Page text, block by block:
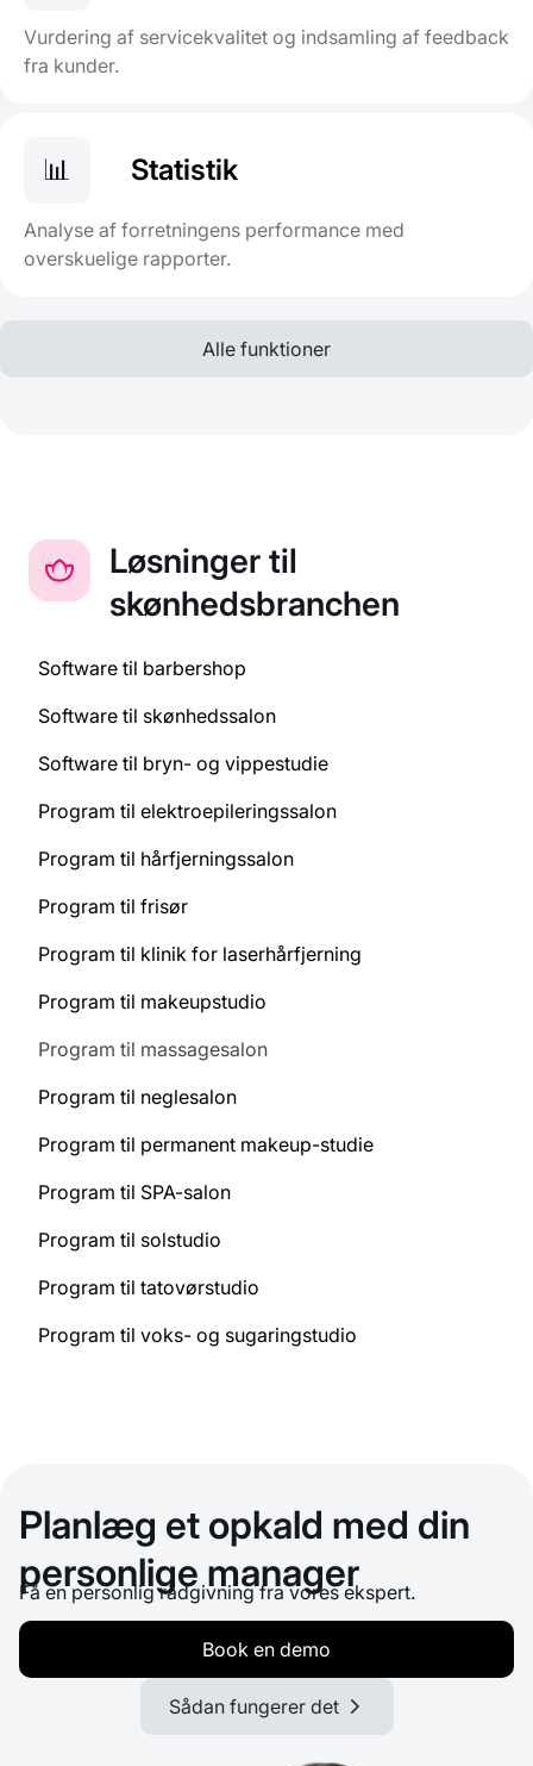
Vurdering af servicekvalitet og indsamling af feedback
fra kunder.
📊 Statistik
Analyse af forretningens performance med
overskuelige rapporter.
Alle funktioner
Løsninger til
skønhedsbranchen
Software til barbershop
Software til skønhedssalon
Software til bryn- og vippestudie
Program til elektroepileringssalon
Program til hårfjerningssalon
Program til frisør
Program til klinik for laserhårfjerning
Program til makeupstudio
Program til massagesalon
Program til neglesalon
Program til permanent makeup-studie
Program til SPA-salon
Program til solstudio
Program til tatovørstudio
Program til voks- og sugaringstudio
Planlæg et opkald med din
personlige manager
Få en personlig rådgivning fra vores ekspert.
Book en demo
Sådan fungerer det